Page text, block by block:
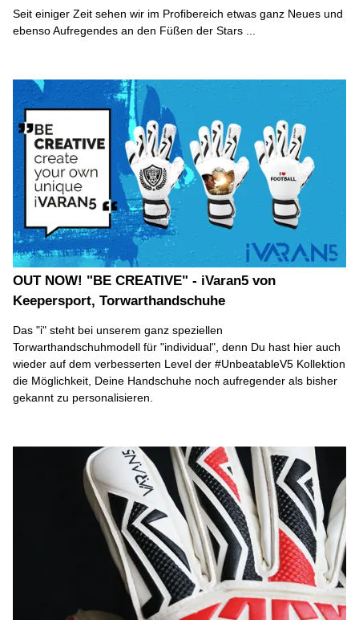
Seit einiger Zeit sehen wir im Profibereich etwas ganz Neues und
ebenso Aufregendes an den Füßen der Stars ...
OUT NOW! "BE CREATIVE" - iVaran5 von
Keepersport, Torwarthandschuhe
Das "i" steht bei unserem ganz speziellen
Torwarthandschuhmodell für "individual", denn Du hast hier auch
wieder auf dem verbesserten Level der #UnbeatableV5 Kollektion
die Möglichkeit, Deine Handschuhe noch aufregender als bisher
gekannt zu personalisieren.